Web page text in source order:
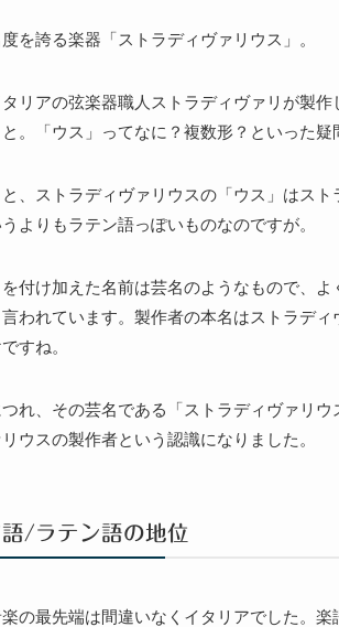
を誇る楽器「ストラディヴァリウス」。
リアの弦楽器職人ストラディヴァリが製
と。「ウス」ってなに？複数形？といった疑
、ストラディヴァリウスの「ウス」はス
よりもラテン語っぽいものなのですが。
付け加えた名前は芸名のようなもので、
われています。製作者の本名はストラデ
すね。
れ、その芸名である「ストラディヴァリ
ウスの製作者という認識になりました。
/ラテン語の地位
の最先端は間違いなくイタリアでした。